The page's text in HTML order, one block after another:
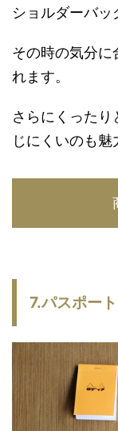
ショルダーバッ
その時の気分に
れます。
さらにくった
じにくいのも魅
7.パスポー